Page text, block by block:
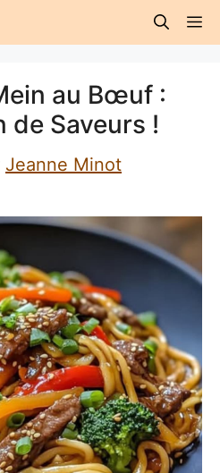
au Bœuf :
de Saveurs !
Jeanne Minot